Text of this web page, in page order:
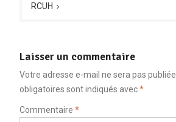
RCUH
Laisser un commentaire
Votre adresse e-mail ne sera pas publiée.
obligatoires sont indiqués avec*
Commentaire *